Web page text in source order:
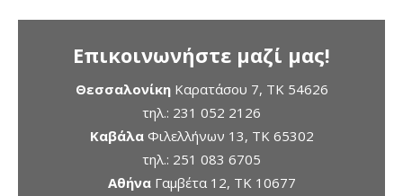
Επικοινωνήστε μαζί μας!
ΘεσσαλονίκηΚαρατάσου 7, TK 54626
τηλ.: 231 052 2126
ΚαβάλαΦιλελλήνων 13, ΤΚ 65302
τηλ.: 251 083 6705
ΑθήναΓαμβέτα 12, ΤΚ 10677